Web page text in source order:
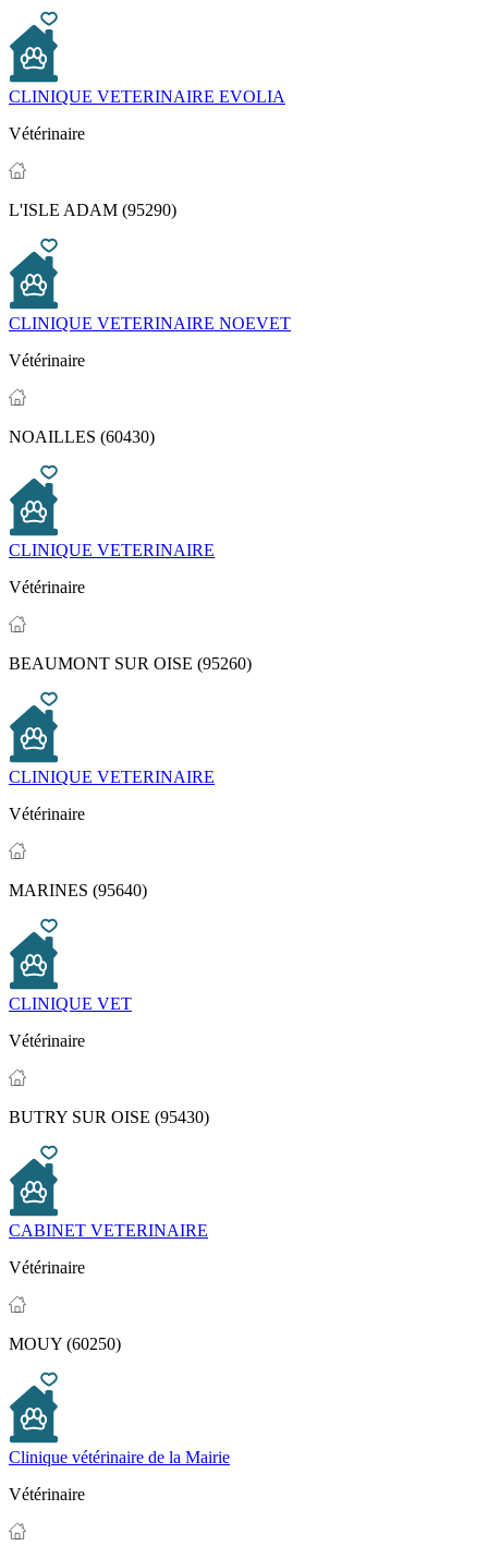
CLINIQUE VETERINAIRE EVOLIA
Vétérinaire
L'ISLE ADAM (95290)
CLINIQUE VETERINAIRE NOEVET
Vétérinaire
NOAILLES (60430)
CLINIQUE VETERINAIRE
Vétérinaire
BEAUMONT SUR OISE (95260)
CLINIQUE VETERINAIRE
Vétérinaire
MARINES (95640)
CLINIQUE VET
Vétérinaire
BUTRY SUR OISE (95430)
CABINET VETERINAIRE
Vétérinaire
MOUY (60250)
Clinique vétérinaire de la Mairie
Vétérinaire